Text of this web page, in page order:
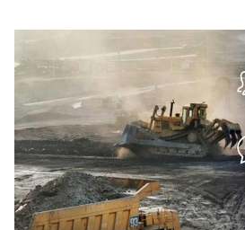
Смотреть проект